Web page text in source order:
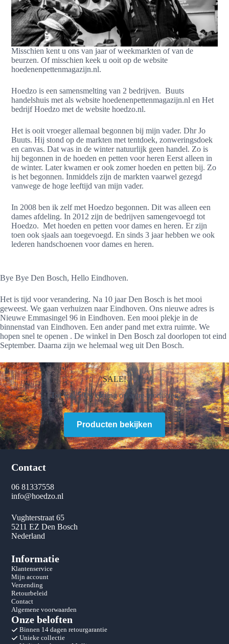
Misschien kent u ons van jaar of weekmarkten of van de
beurzen. Of misschien keek u ooit op de website
hoedenenpettenmagazijn.nl.
Hoedzo is een samensmelting van 2 bedrijven. Buuts
handelshuis met als website hoedenenpettenmagazijn.nl en Het
bedrijf Hoedzo met de website hoedzo.nl.
Het is ooit vroeger allemaal begonnen bij mijn vader. Dhr Jo
Buuts. Hij stond op de markten met tentdoek, zonweringsdoek
en canvas. Dat was in de winter natuurlijk geen handel. Zo is
hij begonnen in de hoeden en petten voor heren Eerst alleen in
de winter. Later kwamen er ook zomer hoeden en petten bij. Zo
is het begonnen. Inmiddels zijn de markten vaarwel gezegd
vanwege de hoge leeftijd van mijn vader.
In 2008 ben ik zelf met Hoedzo begonnen. Dit was alleen een
dames afdeling. In 2012 zijn de bedrijven samengevoegd tot
Hoedzo. Met hoeden en petten voor dames en heren. Er zijn
toen ook sjaals aan toegevoegd. En sinds 3 jaar hebben we ook
lederen handschoenen voor dames en heren.
Bye Bye Den Bosch, Hello Eindhoven.
Het is tijd voor verandering. Na 10 jaar Den Bosch is het mooi
geweest. We gaan verhuizen naar Eindhoven. Ons nieuwe adres is
Nieuwe Emmasingel 96 in Eindhoven. Een mooi plekje in de
binnenstad van Eindhoven. Een ander pand met extra ruimte. We
hopen snel te openen . De winkel in Den Bosch zal doorlopen tot eind
September. Daarna zijn we helemaal weg uit Den Bosch.
SALE!
Tot wel 50% korting op actie producten
Producten bekijken
Contact
06 81337558
info@hoedzo.nl
Vughterstraat 65
5211 EZ Den Bosch
Nederland
Informatie
Klantenservice
Mijn account
Verzending
Retourbeleid
Contact
Algemene voorwaarden
Onze beloften
Binnen 14 dagen retourgarantie
Unieke collectie